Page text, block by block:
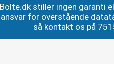
Bolte.dk stiller ingen garanti
ansvar for overstående
så kontakt os på